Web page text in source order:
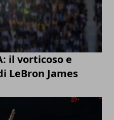
il vorticoso e
LeBron James